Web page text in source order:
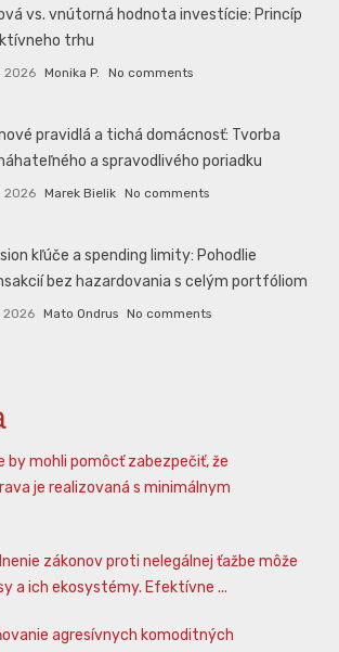
vs. vnútorná hodnota investície: Princíp
trhu
2026 Monika P. No comments
pravidlá a tichá domácnosť: Tvorba
a spravodlivého poriadku
2026 Marek Bielik No comments
kľúče a spending limity: Pohodlie
bez hazardovania s celým portfóliom
2026 Mato Ondrus No comments
by mohli pomôcť zabezpečiť, že
je realizovaná s minimálnym
zákonov proti nelegálnej ťažbe môže
a ich ekosystémy. Efektívne ...
agresívnych komoditných